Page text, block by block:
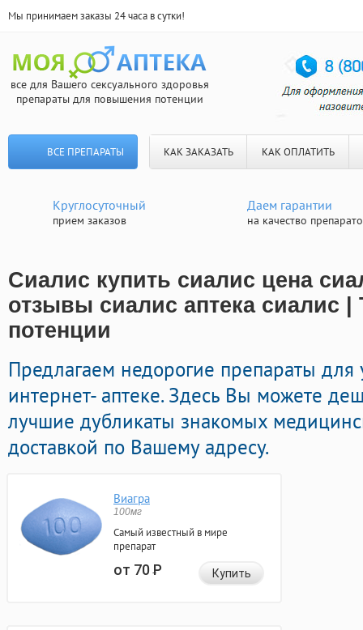
Мы принимаем заказы 24 часа в сутки!
все для Вашего сексуального здоровья
препараты для повышения потенции
ВСЕ ПРЕПАРАТЫ КАК ЗАКАЗАТЬ КАК ОПЛАТИТЬ
Круглосуточный
прием заказов
Даем гарантии
на качество
Сиалис купить сиалис цена
отзывы сиалис аптека сиалис |
потенции
Предлагаем недорогие препараты для
интернет- аптеке. Здесь Вы можете
лучшие дубликаты знакомых
доставкой по Вашему адресу.
Виагра
100мг
Самый известный в мире
препарат
от 70Р Купить